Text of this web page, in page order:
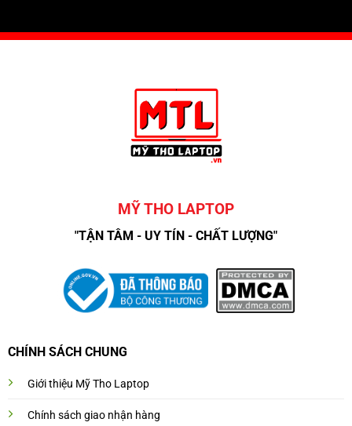
MỸ THO LAPTOP
"TẬN TÂM - UY TÍN - CHẤT LƯỢNG"
CHÍNH SÁCH CHUNG
Giới thiệu Mỹ Tho Laptop
Chính sách giao nhận hàng